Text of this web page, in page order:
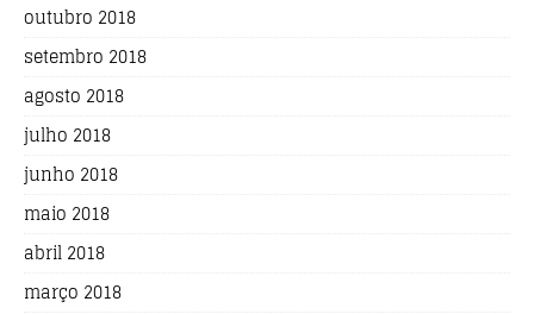
outubro 2018
setembro 2018
agosto 2018
julho 2018
junho 2018
maio 2018
abril 2018
março 2018